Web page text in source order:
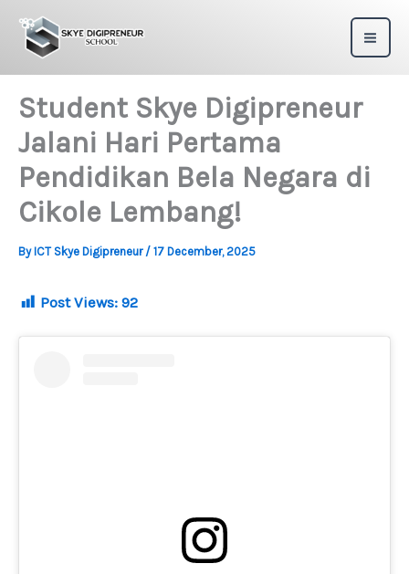
content
Student Skye Digipreneur
Jalani Hari Pertama
Pendidikan Bela Negara di
Cikole Lembang!
By ICT Skye Digipreneur / 17 December, 2025
Post Views: 92